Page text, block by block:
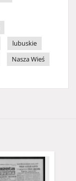
lubuskie
Nasza Wieś